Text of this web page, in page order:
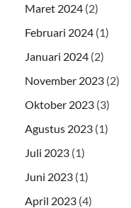
Maret 2024 (2)
Februari 2024 (1)
Januari 2024 (2)
November 2023 (2)
Oktober 2023 (3)
Agustus 2023 (1)
Juli 2023 (1)
Juni 2023 (1)
April 2023 (4)